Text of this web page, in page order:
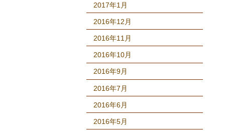
2017年1月
2016年12月
2016年11月
2016年10月
2016年9月
2016年7月
2016年6月
2016年5月